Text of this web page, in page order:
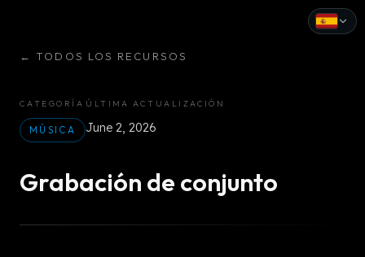
← TODOS LOS RECURSOS
CATEGORÍA
MÚSICA
ÚLTIMA ACTUALIZACIÓN
June 2, 2026
Grabación de conjunto